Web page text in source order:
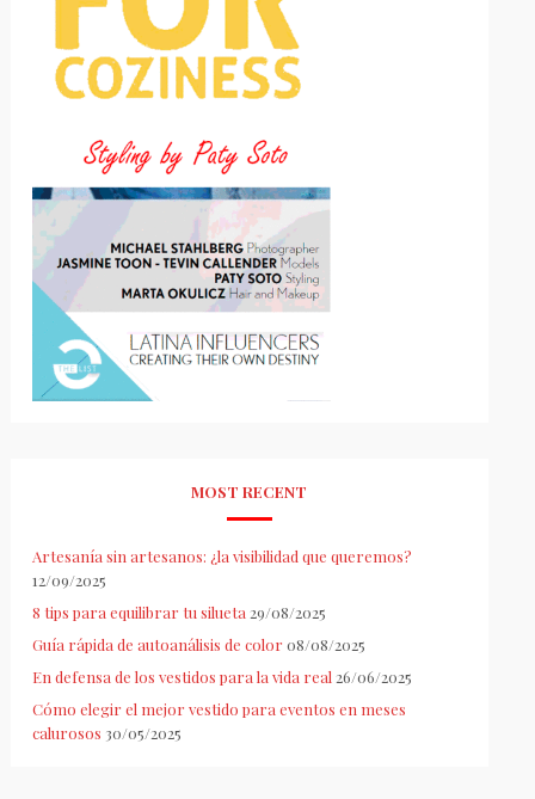
MOST RECENT
Artesanía sin artesanos: ¿la visibilidad que queremos?
12/09/2025
8 tips para equilibrar tu silueta 29/08/2025
Guía rápida de autoanálisis de color 08/08/2025
En defensa de los vestidos para la vida real 26/06/2025
Cómo elegir el mejor vestido para eventos en meses
calurosos 30/05/2025